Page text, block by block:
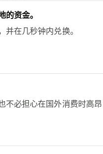
的资金。
在几秒钟内兑换。
不必担心在国外消费时高昂